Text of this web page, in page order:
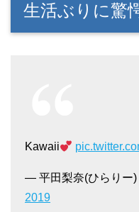
生活ぶりに驚
Kawaii
— 平田梨奈(ひらりー)
2019